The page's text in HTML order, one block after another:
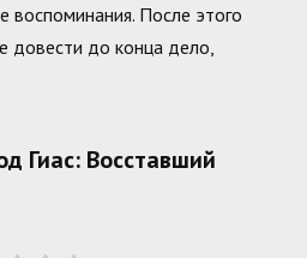
воспоминания. После этого
довести до конца дело,
Гиас: Восставший